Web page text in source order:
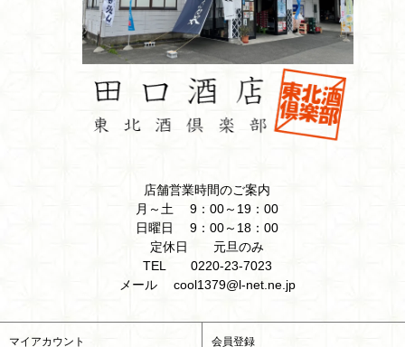
店舗営業時間のご案内
月～土 9：00～19：00
日曜日 9：00～18：00
定休日 元旦のみ
TEL 0220-23-7023
メール cool1379@l-net.ne.jp
マイアカウント 会員登録